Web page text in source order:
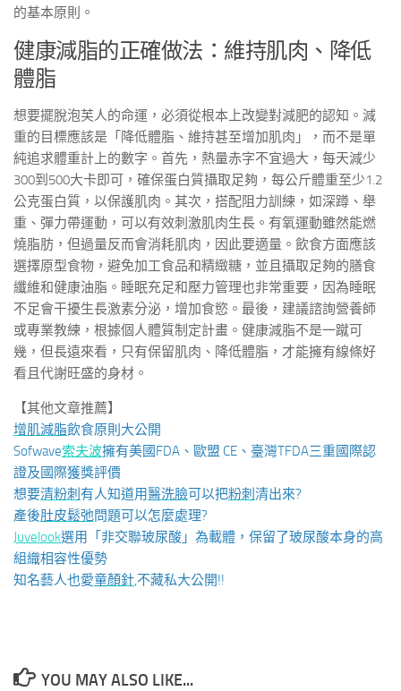
的基本原則。
健康減脂的正確做法：維持肌肉、降低
體脂
想要擺脫泡芙人的命運，必須從根本上改變對減肥的認知。減
重的目標應該是「降低體脂、維持甚至增加肌肉」，而不是單
純追求體重計上的數字。首先，熱量赤字不宜過大，每天減少
300到500大卡即可，確保蛋白質攝取足夠，每公斤體重至少1.2
公克蛋白質，以保護肌肉。其次，搭配阻力訓練，如深蹲、舉
重、彈力帶運動，可以有效刺激肌肉生長。有氧運動雖然能燃
燒脂肪，但過量反而會消耗肌肉，因此要適量。飲食方面應該
選擇原型食物，避免加工食品和精緻糖，並且攝取足夠的膳食
纖維和健康油脂。睡眠充足和壓力管理也非常重要，因為睡眠
不足會干擾生長激素分泌，增加食慾。最後，建議諮詢營養師
或專業教練，根據個人體質制定計畫。健康減脂不是一蹴可
幾，但長遠來看，只有保留肌肉、降低體脂，才能擁有線條好
看且代謝旺盛的身材。
【其他文章推薦】
增肌減脂飲食原則大公開
Sofwave索夫波擁有美國FDA、歐盟 CE、臺灣TFDA三重國際認
證及國際獲獎評價
想要清粉刺 有人知道用醫洗臉可以把粉刺 清出來?
產後肚皮鬆弛問題可以怎麼處理?
Juvelook選用「非交聯玻尿酸」為載體，保留了玻尿酸本身的高
組織相容性優勢
知名藝人也愛童顏針,不藏私大公開!!
YOU MAY ALSO LIKE...